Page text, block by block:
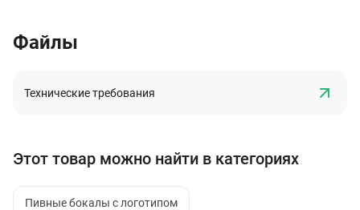
Файлы
Технические требования
Этот товар можно найти в категориях
Пивные бокалы с логотипом